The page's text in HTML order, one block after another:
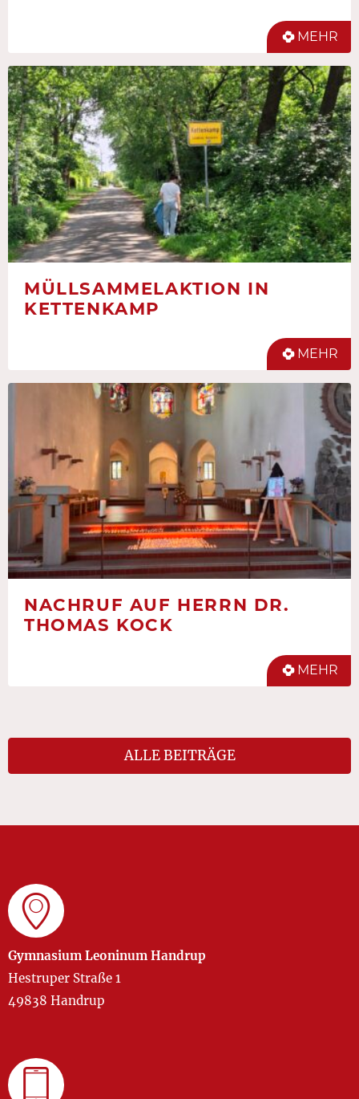
MEHR
MÜLLSAMMELAKTION IN
KETTENKAMP
MEHR
NACHRUF AUF HERRN DR.
THOMAS KOCK
MEHR
ALLE BEITRÄGE
Gymnasium Leoninum Handrup
Hestruper Straße 1
49838 Handrup